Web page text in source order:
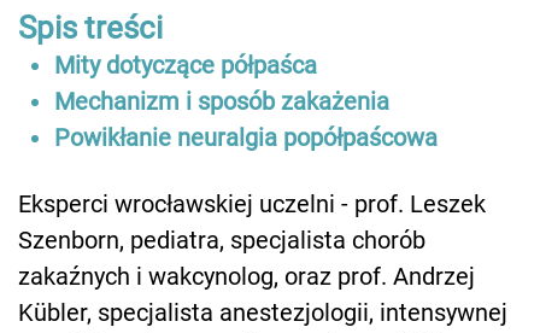
Spis treści
Mity dotyczące półpaśca
Mechanizm i sposób zakażenia
Powikłanie neuralgia popółpaścowa
Eksperci wrocławskiej uczelni - prof. Leszek
Szenborn, pediatra, specjalista chorób
zakaźnych i wakcynolog, oraz prof. Andrzej
Kübler, specjalista anestezjologii, intensywnej